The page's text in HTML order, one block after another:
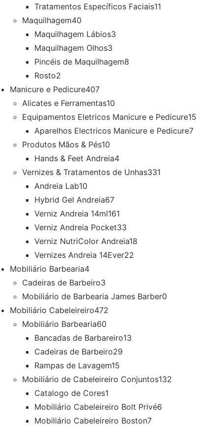
Tratamentos Específicos Faciais11
Maquilhagem40
Maquilhagem Lábios3
Maquilhagem Olhos3
Pincéis de Maquilhagem8
Rosto2
Manicure e Pedicure407
Alicates e Ferramentas10
Equipamentos Eletricos Manicure e Pedicure15
Aparelhos Electricos Manicure e Pedicure7
Produtos Mãos & Pés10
Hands & Feet Andreia4
Vernizes & Tratamentos de Unhas331
Andreia Lab10
Hybrid Gel Andreia67
Verniz Andreia 14ml161
Verniz Andreia Pocket33
Verniz NutriColor Andreia18
Vernizes Andreia 14Ever22
Mobiliário Barbearia4
Cadeiras de Barbeiro3
Mobiliário de Barbearia James Barber0
Mobiliário Cabeleireiro472
Mobiliário Barbearia60
Bancadas de Barbareiro13
Cadeiras de Barbeiro29
Rampas de Lavagem15
Mobiliário de Cabeleireiro Conjuntos132
Catalogo de Cores1
Mobiliário Cabeleireiro Bolt Privé6
Mobiliário Cabeleireiro Boston7